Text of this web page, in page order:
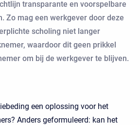
transparante en voorspelbare
Zo mag een werkgever door deze
scholing niet langer
waardoor dit geen prikkel
om bij de werkgever te blijven.
een oplossing voor het
Anders geformuleerd: kan het